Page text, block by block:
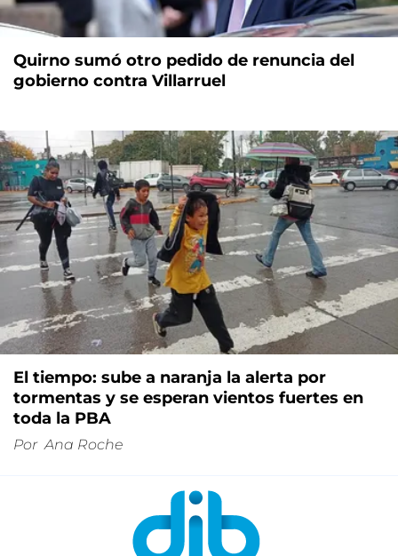
Quirno sumó otro pedido de renuncia del
gobierno contra Villarruel
El tiempo: sube a naranja la alerta por
tormentas y se esperan vientos fuertes en
toda la PBA
Por Ana Roche